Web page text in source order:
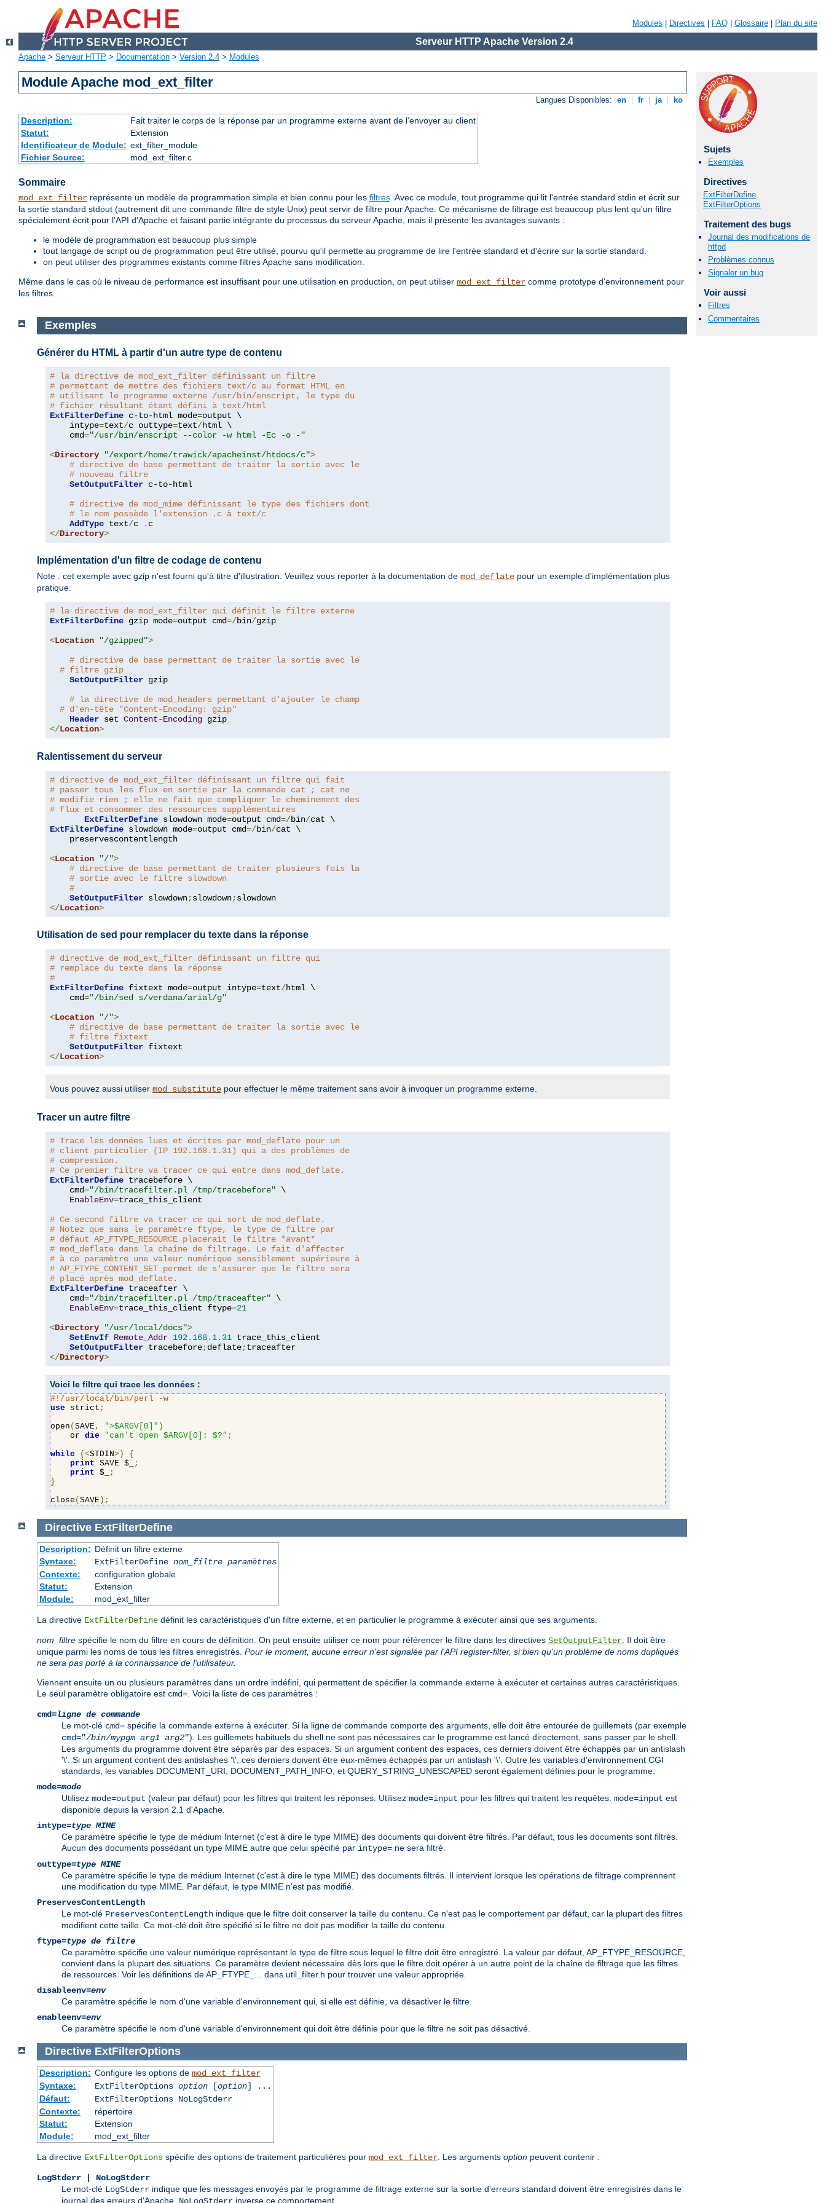
Modules Directives FAQ Glossaire Plan du site
Serveur HTTP Apache Version 2.4
Apache > Serveur HTTP > Documentation > Version 2.4 > Modules
Module Apache mod_ext_filter
Langues Disponibles: en fr ja ko
Description:
Fait traiter le corps de la réponse par un programme externe avant de l'envoyer au client
Statut:
Extension
Identificateur de Module: ext_filter_module
Fichier Source:
mod_ext_filter.c
Sommaire
mod_ext_filter représente un modèle de programmation simple et bien connu pour les filtres. Avec ce module, tout programme qui lit l'entrée standard stdin et écrit sur
la sortie standard stdout (autrement dit une commande filtre de style Unix) peut servir de filtre pour Apache. Ce mécanisme de filtrage est beaucoup plus lent qu'un filtre
spécialement écrit pour l'API d'Apache et faisant partie intégrante du processus du serveur Apache, mais il présente les avantages suivants :
le modèle de programmation est beaucoup plus simple
tout langage de script ou de programmation peut être utilisé, pourvu qu'il permette au programme de lire l'entrée standard et d'écrire sur la sortie standard.
on peut utiliser des programmes existants comme filtres Apache sans modification.
Même dans le cas où le niveau de performance est insuffisant pour une utilisation en production, on peut utiliser mod_ext_filter comme prototype d'environnement pour
les filtres.
Sujets
Exemples
Directives
ExtFilterDefine
ExtFilterOptions
Traitement des bugs
Journal des modifications de
httpd
Problèmes connus
Signaler un bug
Voir aussi
Filtres
Commentaires
Exemples
Générer du HTML à partir d'un autre type de contenu
# la directive de mod_ext_filter définissant un filtre
# permettant de mettre des fichiers text/c au format HTML en
# utilisant le programme externe /usr/bin/enscript, le type du
# fichier résultant étant défini à text/html
ExtFilterDefine c-to-html mode=output \
    intype
=text/c outtype=text/html \
    cmd
="/usr/bin/enscript --color -w html -Ec -o -"
<Directory "/export/home/trawick/apacheinst/htdocs/c">
# directive de base permettant de traiter la sortie avec le
# nouveau filtre
SetOutputFilter c-to-html
# directive de mod_mime définissant le type des fichiers dont
# le nom possède l'extension .c à text/c
AddType text/c .
</Directory>
Implémentation d'un filtre de codage de contenu
Note : cet exemple avec gzip n'est fourni qu'à titre d'illustration. Veuillez vous reporter à la documentation de mod_deflate pour un exemple d'implémentation plus
pratique.
# la directive de mod_ext_filter qui définit le filtre externe
ExtFilterDefine gzip mode=output cmd=/bin/gzip
<Location "/gzipped">
# directive de base permettant de traiter la sortie avec le
# filtre gzip
SetOutputFilter gzip
# la directive de mod_headers permettant d'ajouter le champ
# d'en-tête "Content-Encoding: gzip"
Header set Content-Encoding
</Location>
Ralentissement du serveur
# directive de mod_ext_filter définissant un filtre qui fait
# passer tous les flux en sortie par la commande cat ; cat ne
# modifie rien ; elle ne fait que compliquer le cheminement des
# flux et consommer des ressources supplémentaires
ExtFilterDefine slowdown mode=output cmd=/bin/
ExtFilterDefine slowdown mode=output cmd=/bin/cat \
    preservescontentlength
<Location "/">
# directive de base permettant de traiter plusieurs fois la
# sortie avec le filtre slowdown
#
SetOutputFilter slowdown;slowdown;
</Location>
Utilisation de sed pour remplacer du texte dans la réponse
# directive de mod_ext_filter définissant un filtre qui
# remplace du texte dans la réponse
#
ExtFilterDefine fixtext mode=output intype=text/html \
    cmd
="/bin/sed s/verdana/arial/g"
<Location "/">
# directive de base permettant de traiter la sortie avec le
# filtre fixtext
SetOutputFilter
</Location>
Vous pouvez aussi utiliser mod_substitute pour effectuer le même traitement sans avoir à invoquer un programme externe.
Tracer un autre filtre
# Trace les données lues et écrites par mod_deflate pour un
# client particulier (IP 192.168.1.31) qui a des problèmes de
# compression.
# Ce premier filtre va tracer ce qui entre dans mod_deflate.
ExtFilterDefine tracebefore \
    cmd
="/bin/tracefilter.pl /tmp/tracebefore" \
EnableEnv=trace_this_client
# Ce second filtre va tracer ce qui sort de mod_deflate.
# Notez que sans le paramètre ftype, le type de filtre par
# défaut AP_FTYPE_RESOURCE placerait le filtre *avant*
# mod_deflate dans la chaîne de filtrage. Le fait d'affecter
# à ce paramètre une valeur numérique sensiblement supérieure à
# AP_FTYPE_CONTENT_SET permet de s'assurer que le filtre sera
# placé après mod_deflate.
ExtFilterDefine traceafter \
    cmd
="/bin/tracefilter.pl /tmp/traceafter" \
EnableEnv=trace_this_client ftype=21
<Directory "/usr/local/docs">
SetEnvIf Remote_Addr 192.168. 1.31 trace_this_client
SetOutputFilter tracebefore;deflate;
</Directory>
Voici le filtre qui trace les données :
#!/usr/local/bin/perl -w
use strict ;
open ( SAVE, ">$ARGV[0]" )
    or
die "can't open $ARGV[0]: $?" ;
while
(<STDIN>)
{
print SAVE $_
;
print $_
;
}
close ( SAVE );
Directive ExtFilterDefine
Description: Définit un filtre externe
Syntaxe:
ExtFilterDefine nom_filtre paramètres
Contexte:
configuration globale
Statut:
Extension
Module:
mod_ext_filter
La directive ExtFilterDefine définit les caractéristiques d'un filtre externe, et en particulier le programme à exécuter ainsi que ses arguments.
nom_filtre spécifie le nom du filtre en cours de définition. On peut ensuite utiliser ce nom pour référencer le filtre dans les directives SetOutputFilter . Il doit être
unique parmi les noms de tous les filtres enregistrés. Pour le moment, aucune erreur n'est signalée par l'API register-filter, si bien qu'un problème de noms dupliqués
ne sera pas porté à la connaissance de l'utilisateur.
Viennent ensuite un ou plusieurs paramètres dans un ordre indéfini, qui permettent de spécifier la commande externe à exécuter et certaines autres caractéristiques.
Le seul paramètre obligatoire est cmd= . Voici la liste de ces paramètres :
cmd=ligne de commande
Le mot-clé cmd= spécifie la commande externe à exécuter. Si la ligne de commande comporte des arguments, elle doit être entourée de guillemets (par exemple
cmd="/bin/mypgm arg1 arg2"). Les guillemets habituels du shell ne sont pas nécessaires car le programme est lancé directement, sans passer par le shell.
Les arguments du programme doivent être séparés par des espaces. Si un argument contient des espaces, ces derniers doivent être échappés par un antislash
'\'. Si un argument contient des antislashes '\', ces derniers doivent être eux-mêmes échappés par un antislash '\'. Outre les variables d'environnement CGI
standards, les variables DOCUMENT_URI, DOCUMENT_PATH_INFO, et QUERY_STRING_UNESCAPED seront également définies pour le programme.
mode=mode
Utilisez mode=output (valeur par défaut) pour les filtres qui traitent les réponses. Utilisez mode=input pour les filtres qui traitent les requêtes. mode=input est
disponible depuis la version 2.1 d'Apache.
intype=type MIME
Ce paramètre spécifie le type de médium Internet (c'est à dire le type MIME) des documents qui doivent être filtrés. Par défaut, tous les documents sont filtrés.
Aucun des documents possédant un type MIME autre que celui spécifié par intype= ne sera filtré.
outtype=type MIME
Ce paramètre spécifie le type de médium Internet (c'est à dire le type MIME) des documents filtrés. Il intervient lorsque les opérations de filtrage comprennent
une modification du type MIME. Par défaut, le type MIME n'est pas modifié.
PreservesContentLength
Le mot-clé PreservesContentLength indique que le filtre doit conserver la taille du contenu. Ce n'est pas le comportement par défaut, car la plupart des filtres
modifient cette taille. Ce mot-clé doit être spécifié si le filtre ne doit pas modifier la taille du contenu.
ftype=type de filtre
Ce paramètre spécifie une valeur numérique représentant le type de filtre sous lequel le filtre doit être enregistré. La valeur par défaut, AP_FTYPE_RESOURCE,
convient dans la plupart des situations. Ce paramètre devient nécessaire dès lors que le filtre doit opérer à un autre point de la chaîne de filtrage que les filtres
de ressources. Voir les définitions de AP_FTYPE_... dans util_filter.h pour trouver une valeur appropriée.
disableenv=env
Ce paramètre spécifie le nom d'une variable d'environnement qui, si elle est définie, va désactiver le filtre.
enableenv=env
Ce paramètre spécifie le nom d'une variable d'environnement qui doit être définie pour que le filtre ne soit pas désactivé.
Directive ExtFilterOptions
Description: Configure les options de mod_ext_filter
Syntaxe:
ExtFilterOptions option[option] ...
Défaut:
ExtFilterOptions NoLogStderr
Contexte:
répertoire
Statut:
Extension
Module:
mod_ext_filter
La directive ExtFilterOptions spécifie des options de traitement particulières pour mod_ext_filter . Les arguments option peuvent contenir :
LogStderr | NoLogStderr
Le mot-clé LogStderr indique que les messages envoyés par le programme de filtrage externe sur la sortie d'erreurs standard doivent être enregistrés dans le
journal des erreurs d'Apache.
inverse ce comportement.